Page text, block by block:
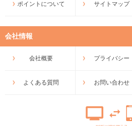
ポイントについて サイトマップ
会社情報
会社概要 プライバシー
よくある質問 お問い合わせ